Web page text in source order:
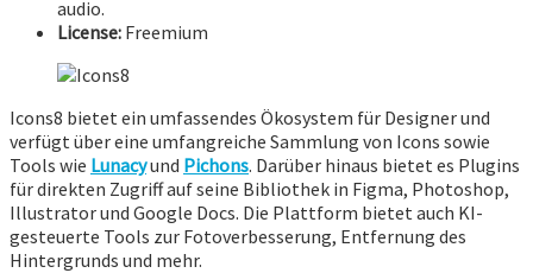
audio.
License: Freemium
Icons8 bietet ein umfassendes Ökosystem für Designer und
verfügt über eine umfangreiche Sammlung von Icons sowie
Tools wie Lunacyund Pichons. Darüber hinaus bietet es Plugins
für direkten Zugriff auf seine Bibliothek in Figma, Photoshop,
Illustrator und Google Docs. Die Plattform bietet auch KI-
gesteuerte Tools zur Fotoverbesserung, Entfernung des
Hintergrunds und mehr.